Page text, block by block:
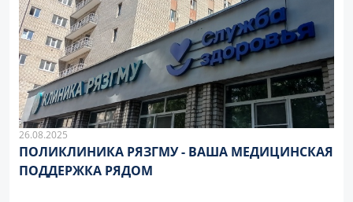
26.08.2025
ПОЛИКЛИНИКА РЯЗГМУ - ВАША МЕДИЦИНСКАЯ
ПОДДЕРЖКА РЯДОМ